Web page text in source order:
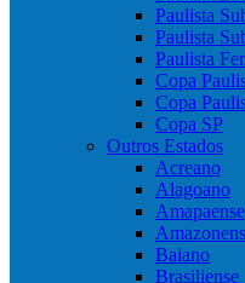
Paulista
Paulista
Paulista
Copa
Copa
Copa SP
Outros Estados
Acreano
Alagoano
Amapaense
Baiano
Brasiliense